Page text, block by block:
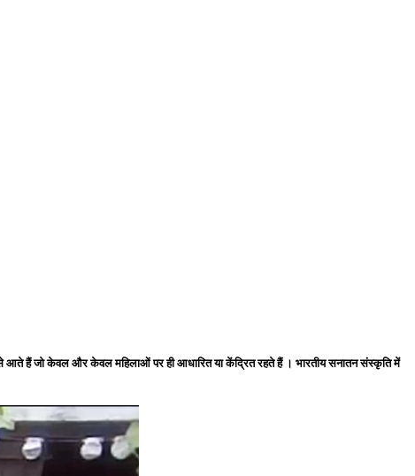
ऐसे आते हैं जो केवल और केवल महिलाओं पर ही आधारित या केंद्रित रहते हैं । भारतीय सनातन संस्कृति में